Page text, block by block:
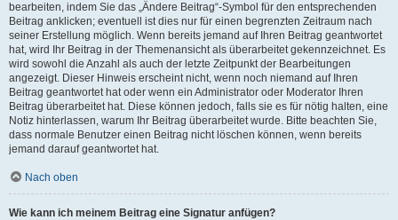
bearbeiten, indem Sie das „Ändere Beitrag“-Symbol für den entsprechenden
Beitrag anklicken; eventuell ist dies nur für einen begrenzten Zeitraum nach
seiner Erstellung möglich. Wenn bereits jemand auf Ihren Beitrag geantwortet
hat, wird Ihr Beitrag in der Themenansicht als überarbeitet gekennzeichnet. Es
wird sowohl die Anzahl als auch der letzte Zeitpunkt der Bearbeitungen
angezeigt. Dieser Hinweis erscheint nicht, wenn noch niemand auf Ihren
Beitrag geantwortet hat oder wenn ein Administrator oder Moderator Ihren
Beitrag überarbeitet hat. Diese können jedoch, falls sie es für nötig halten, eine
Notiz hinterlassen, warum Ihr Beitrag überarbeitet wurde. Bitte beachten Sie,
dass normale Benutzer einen Beitrag nicht löschen können, wenn bereits
jemand darauf geantwortet hat.
Nach oben
Wie kann ich meinem Beitrag eine Signatur anfügen?